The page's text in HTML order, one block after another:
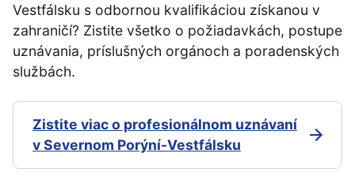
Vestfálsku s odbornou kvalifikáciou získanou v
zahraničí? Zistite všetko o požiadavkách, postupe
uznávania, príslušných orgánoch a poradenských
službách.
Zistite viac o profesionálnom uznávaní
v Severnom Porýní-Vestfálsku